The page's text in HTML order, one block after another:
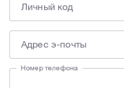
Личный код
Адрес э-почты
Номер телефона